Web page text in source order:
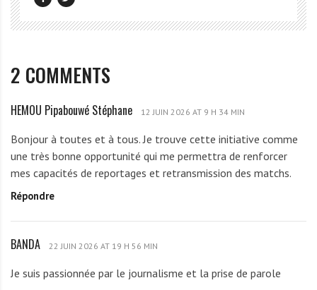
2 COMMENTS
H
M
O
U
P
a
o
HEMOU Pipabouwé Stéphane 12 JUIN 2026 AT 9 H 34 MIN
Bonjour à toutes et à tous. Je trouve cette initiative comme
une très bonne opportunité qui me permettra de renforcer
mes capacités de reportages et retransmission des matchs.
Répondre
B
N
BANDA 22 JUIN 2026 AT 19 H 56 MIN
Je suis passionnée par le journalisme et la prise de parole